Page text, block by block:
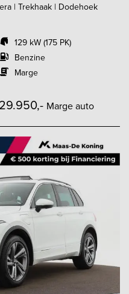
| Trekhaak | Dodehoek
129 kW (175 PK)
Benzine
Marge
29.950,- Marge auto